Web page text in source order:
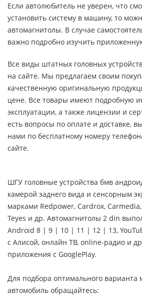
Если автолюбитель не уверен, что
установить систему в машину, то
автомагнитолы. В случае
важно подробно изучить
Все виды штатных головных
на сайте. Мы предлагаем своим
качественную оригинальную
цене. Все товары имеют подробную
эксплуатации, а также лицензии и
есть вопросы по оплате и доставке,
нами по бесплатному номеру
сайте.
ШГУ головные устройства бмв
камерой заднего вида и сенсорным
марками Redpower, Cardrox,
Teyes и др. Автомагнитолы 2 din
Android 8 | 9 | 10 | 11 | 12 | 13,
с Алисой, онлайн ТВ, online-радио и
приложения с GooglePlay.
Для подбора оптимального
автомобиль обращайтесь: